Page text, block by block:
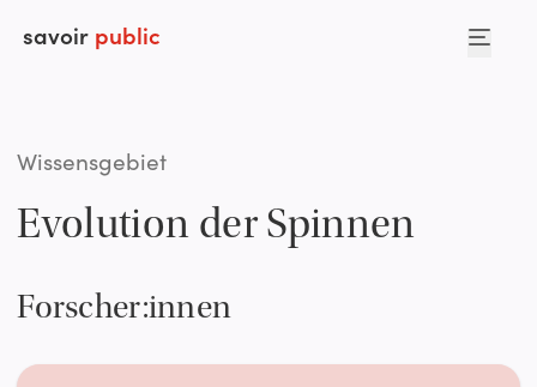
savoir public
Wissensgebiet
Evolution der Spinnen
Forscher:innen